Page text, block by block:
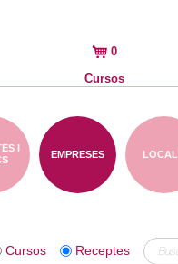
0
Cursos
EMPRESES
I
Receptes
Cursos